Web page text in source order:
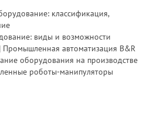
классификация,
виды и возможности
Промышленная автоматизация B&R
оборудования на производстве
роботы-манипуляторы